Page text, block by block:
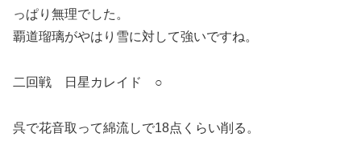
っぱり無理でした。
覇道瑠璃がやはり雪に対して強いですね。
二回戦 日星カレイド ○
呉で花音取って綿流しで18点くらい削る。